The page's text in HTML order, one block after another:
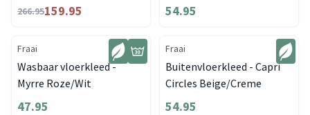
266.95159.95 54.95
Fraai
Wasbaar vloerkleed -
Myrre Roze/Wit
47.95
Fraai
Buitenvloerkleed - Capri
Circles Beige/Creme
54.95